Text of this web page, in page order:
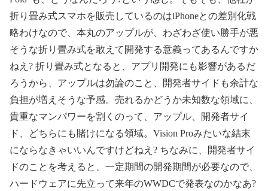
折り畳み式スマホを販売しているのはiPhoneとの差別化戦
略わけなので、本丸のアップルが、わざわざ使い勝手が悪
そうな折り畳み式を敢えて開発する意義ってあるんですか
ねえ? 折り畳み式となると、アプリ開発にも影響があるだ
ろうから、アップルは勿論のこと、開発者サイドも余計な
負担が増えそうな予感。売れるかどうか未知数な領域に、
貴重なマンパワーを割くのって、アップル、開発者サイ
ド、どちらにも賭けになる領域。Vision Proみたいな結末
にならなきゃいいんですけどねえ? ちなみに、開発者サイ
ドのことを考えると、一定期間の開発期間が必要なので、
ハードウェアに先立って来年のWWDCで発表なのかなあ?